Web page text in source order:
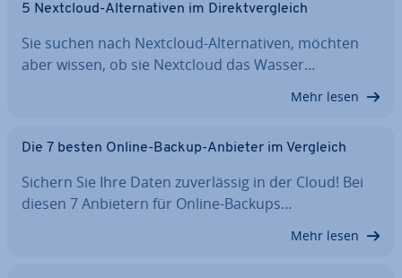
5 Nextcloud-Al­ter­na­ti­ven im Di­rekt­ver­gleich
Sie suchen nach Nextcloud-Al­ter­na­ti­ven, möchten
aber wissen, ob sie Nextcloud das Wasser…
Mehr lesen
Die 7 besten Online-Backup-Anbieter im Vergleich
Sichern Sie Ihre Daten zu­ver­läs­sig in der Cloud! Bei
diesen 7 Anbietern für Online-Backups…
Mehr lesen